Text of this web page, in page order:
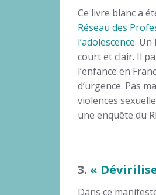
Ce livre blanc a
Réseau des
l’adolescence. Un
court et clair. Il
l’enfance en
d’urgence. Pas
violences
une enquête du
3. «
Dans ce